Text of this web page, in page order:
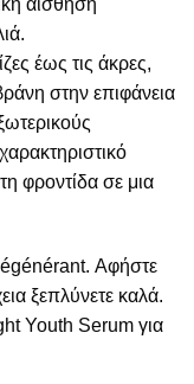
αίσθηση
έως τις άκρες,
στην επιφάνεια
φροντίδα σε μια
Αφήστε
ξεπλύνετε καλά.
Youth Serum για